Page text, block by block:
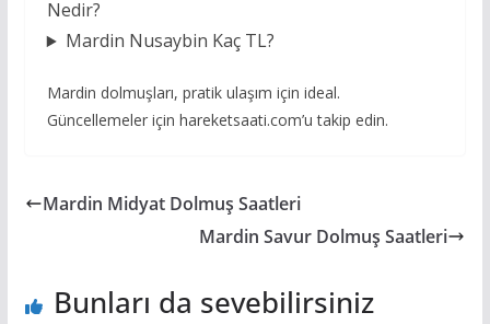
Nedir?
Mardin Nusaybin Kaç TL?
Mardin dolmuşları, pratik ulaşım için ideal.
Güncellemeler için hareketsaati.com’u takip edin.
Mardin Midyat Dolmuş Saatleri
Mardin Savur Dolmuş Saatleri
Bunları da sevebilirsiniz